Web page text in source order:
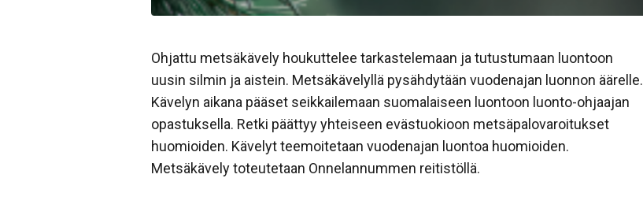
Ohjattu metsäkävely houkuttelee tarkastelemaan ja tutustumaan luontoon
uusin silmin ja aistein. Metsäkävelyllä pysähdytään vuodenajan luonnon äärelle.
Kävelyn aikana pääset seikkailemaan suomalaiseen luontoon luonto-ohjaajan
opastuksella. Retki päättyy yhteiseen evästuokioon metsäpalovaroitukset
huomioiden. Kävelyt teemoitetaan vuodenajan luontoa huomioiden.
Metsäkävely toteutetaan Onnelannummen reitistöllä.